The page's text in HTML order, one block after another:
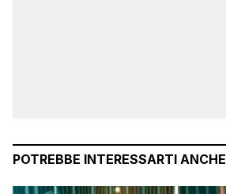
POTREBBE INTERESSARTI ANCHE